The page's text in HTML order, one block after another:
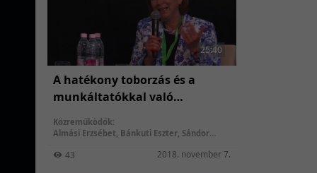
25:40
A hatékony toborzás és a
munkáltatókkal való
foglalkoztatási paktumokban
Közreműködők:
Almási Erzsébet, Bánkuti Eszter, Sándor
43 2018. november 7.